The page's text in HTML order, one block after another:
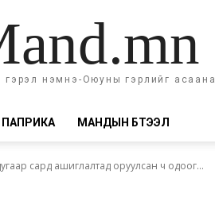
гэрэл нэмнэ-Оюуны гэрлийг асаана
МАНДЫН БҮТЭЭЛ
сард ашиглалтад оруулсан ч одоог...